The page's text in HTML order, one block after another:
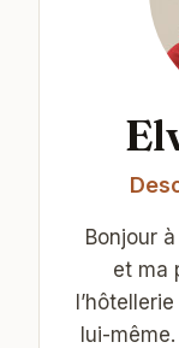
Bonjour
et ma
lui-